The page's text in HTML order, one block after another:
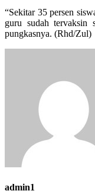
“Sekitar 35 persen
guru sudah tervaksin
pungkasnya. (Rhd/Zul)
admin1